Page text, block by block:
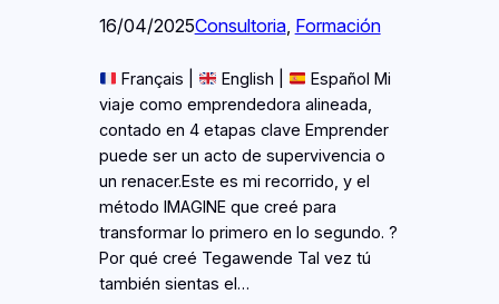
16/04/2025Consultoria, Formación
Français | English |
Español Mi
viaje como emprendedora alineada,
contado en 4 etapas clave Emprender
puede ser un acto de supervivencia o
un renacer.Este es mi recorrido, y el
método IMAGINE que creé para
transformar lo primero en lo segundo. ?
Por qué creé Tegawende Tal vez tú
también sientas el…